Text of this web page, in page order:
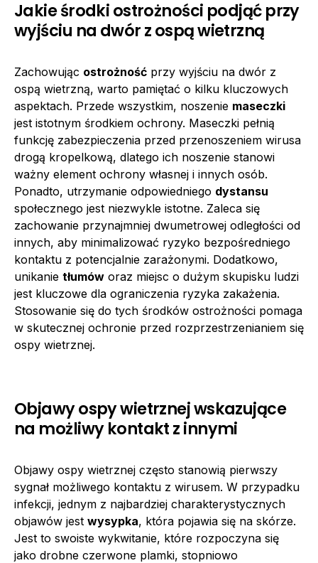
Jakie środki ostrożności podjąć przy
wyjściu na dwór z ospą wietrzną
Zachowując ostrożność przy wyjściu na dwór z
ospą wietrzną, warto pamiętać o kilku kluczowych
aspektach. Przede wszystkim, noszenie maseczki
jest istotnym środkiem ochrony. Maseczki pełnią
funkcję zabezpieczenia przed przenoszeniem wirusa
drogą kropelkową, dlatego ich noszenie stanowi
ważny element ochrony własnej i innych osób.
Ponadto, utrzymanie odpowiedniego dystansu
społecznego jest niezwykle istotne. Zaleca się
zachowanie przynajmniej dwumetrowej odległości od
innych, aby minimalizować ryzyko bezpośredniego
kontaktu z potencjalnie zarażonymi. Dodatkowo,
unikanie tłumów oraz miejsc o dużym skupisku ludzi
jest kluczowe dla ograniczenia ryzyka zakażenia.
Stosowanie się do tych środków ostrożności pomaga
w skutecznej ochronie przed rozprzestrzenianiem się
ospy wietrznej.
Objawy ospy wietrznej wskazujące
na możliwy kontakt z innymi
Objawy ospy wietrznej często stanowią pierwszy
sygnał możliwego kontaktu z wirusem. W przypadku
infekcji, jednym z najbardziej charakterystycznych
objawów jest wysypka, która pojawia się na skórze.
Jest to swoiste wykwitanie, które rozpoczyna się
jako drobne czerwone plamki, stopniowo